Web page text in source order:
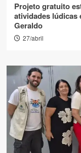
Projeto gratuito
atividades lúdicas
Geraldo
27/abril